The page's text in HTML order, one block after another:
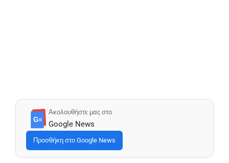
G≡
Ακολουθήστε μας στο
Google News
Προσθήκη στο Google News